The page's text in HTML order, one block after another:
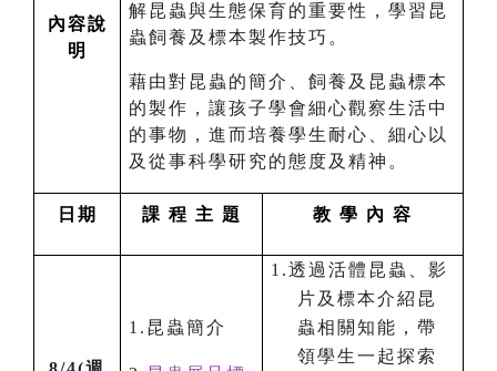
內容說
明
解昆蟲與生態保育的重要性，學習昆
蟲飼養及標本製作技巧。
藉由對昆蟲的簡介、飼養及昆蟲標本
的製作，讓孩子學會細心觀察生活中
的事物，進而培養學生耐心、細心以
及從事科學研究的態度及精神。
日期 課 程 主 題 教 學 內 容
1. 昆蟲簡介
1.透過活體昆蟲、影
片及標本介紹昆
蟲相關知能，帶
領學生一起探索